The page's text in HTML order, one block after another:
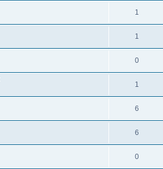
1
1
0
1
6
6
0